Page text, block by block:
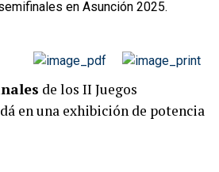
de los II Juegos
en una exhibición de potencia